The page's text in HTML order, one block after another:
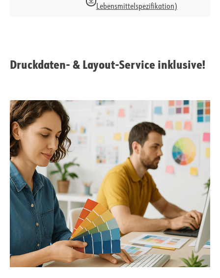
Lebensmittelspezifikation)
Druckdaten- & Layout-Service inklusive!